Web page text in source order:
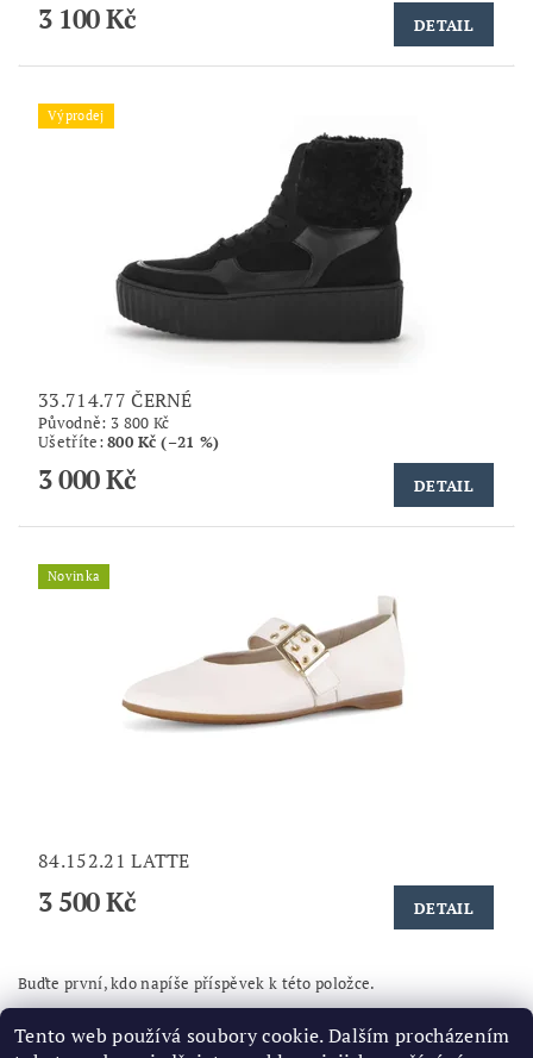
3 100 Kč DETAIL
Výprodej
33.714.77 ČERNÉ
Původně: 3 800 Kč
Ušetříte:800 Kč (–21 %)
3 000 Kč DETAIL
Novinka
84.152.21 LATTE
3 500 Kč DETAIL
Buďte první, kdo napíše příspěvek k této položce.
Přidat komentář
Tento web používá soubory cookie. Dalším procházením